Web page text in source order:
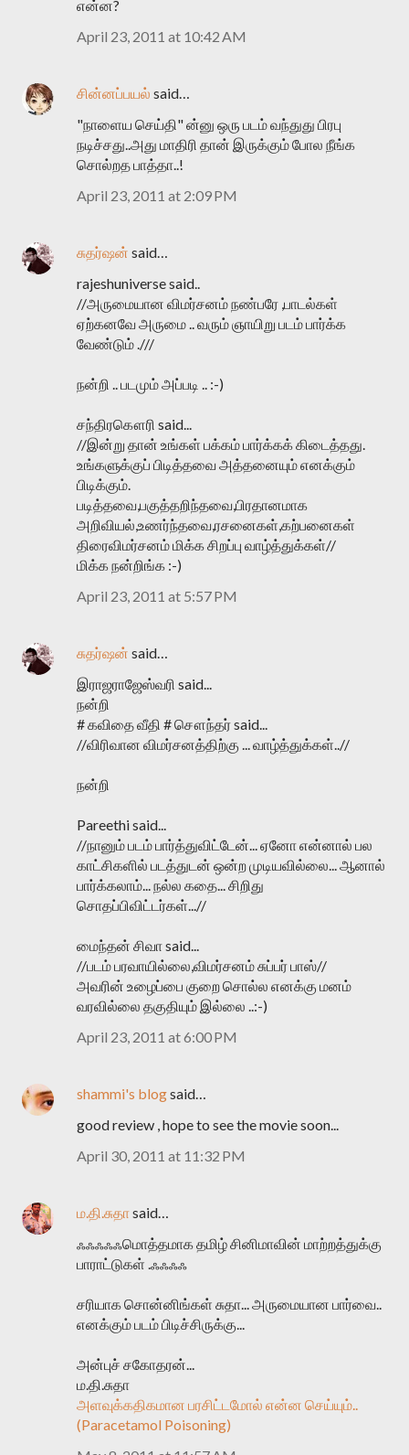
என்ன?
April 23, 2011 at 10:42 AM
சின்னப்பயல் said…
"நாளைய செய்தி" ன்னு ஒரு படம் வந்துது பிரபு
நடிச்சது..அது மாதிரி தான் இருக்கும் போல நீங்க
சொல்றத பாத்தா..!
April 23, 2011 at 2:09 PM
சுதர்ஷன் said…
rajeshuniverse said..
//அருமையான விமர்சனம் நண்பரே ,பாடல்கள்
ஏற்கனவே அருமை .. வரும் ஞாயிறு படம் பார்க்க
வேண்டும் .///
நன்றி .. படமும் அப்படி .. :-)
சந்திரகௌரி said...
//இன்று தான் உங்கள் பக்கம் பார்க்கக் கிடைத்தது.
உங்களுக்குப் பிடித்தவை அத்தனையும் எனக்கும்
பிடிக்கும்.
படித்தவை,பகுத்தறிந்தவை,பிரதானமாக
அறிவியல்,உணர்ந்தவை,ரசனைகள்,கற்பனைகள்
திரைவிமர்சனம் மிக்க சிறப்பு வாழ்த்துக்கள்//
மிக்க நன்றிங்க :-)
April 23, 2011 at 5:57 PM
சுதர்ஷன் said…
இராஜராஜேஸ்வரி said...
நன்றி
# கவிதை வீதி # சௌந்தர் said...
//விரிவான விமர்சனத்திற்கு ... வாழ்த்துக்கள்..//
நன்றி
Pareethi said...
//நானும் படம் பார்த்துவிட்டேன்... ஏனோ என்னால் பல
காட்சிகளில் படத்துடன் ஒன்ற முடியவில்லை... ஆனால்
பார்க்கலாம்... நல்ல கதை... சிறிது
சொதப்பிவிட்டர்கள்...//
மைந்தன் சிவா said...
//படம் பரவாயில்லை,விமர்சனம் சுப்பர் பாஸ்//
அவரின் உழைப்பை குறை சொல்ல எனக்கு மனம்
வரவில்லை தகுதியும் இல்லை ..:-)
April 23, 2011 at 6:00 PM
shammi's blogsaid…
good review , hope to see the movie soon...
April 30, 2011 at 11:32 PM
ம.தி.சுதாsaid…
ஃஃஃஃஃமொத்தமாக தமிழ் சினிமாவின் மாற்றத்துக்கு
பாராட்டுகள் .ஃஃஃஃ
சரியாக சொன்னிங்கள் சுதா... அருமையான பார்வை..
எனக்கும் படம் பிடிச்சிருக்கு...
அன்புச் சகோதரன்...
ம.தி.சுதா
அளவுக்கதிகமான பரசிட்டமோல் என்ன செய்யும்..
(Paracetamol Poisoning)